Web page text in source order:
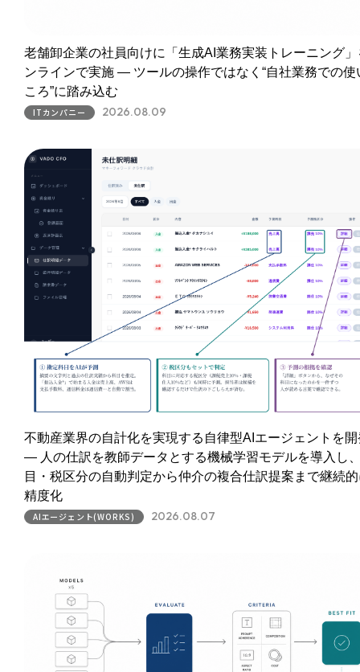
老舗卸企業の社員向けに「生成AI業務実装トレーニング
ンラインで実施 ― ツールの操作ではなく“自社業務での使
ころ”に踏み込む
ITカンパニー 2026.08.09
不動産業界の自計化を実現する自律型AIエージェントを開
― 人の仕訳を教師データとする機械学習モデルを導入し
目・税区分の自動判定から仲介の複合仕訳提案まで継続
精度化
AIエージェント(WORKS) 2026.08.07